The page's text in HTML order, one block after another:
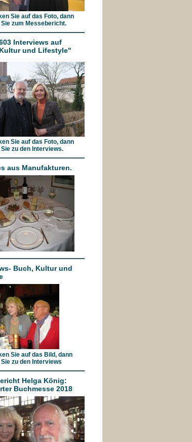
Sie auf das Foto, dann
zum Messebericht.
Interviews auf
und Lifestyle"
Sie auf das Foto, dann
zu den Interviews.
aus Manufakturen.
Buch, Kultur und
Sie auf das Bild, dann
zu den Interviews
Helga König:
Buchmesse 2018